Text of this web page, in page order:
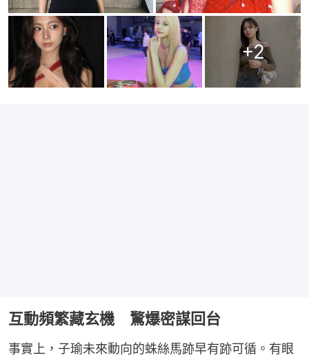
+2
互動頻繁藏玄機 驚爆密謀回台
事實上，子瑜未來動向的蛛絲馬跡早有跡可循。有眼